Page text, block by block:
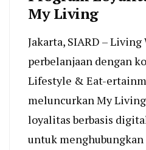
My Living
Jakarta, SIARD –
perbelanjaan dengan
Lifestyle & Eat-
meluncurkan My
loyalitas berbasis
untuk